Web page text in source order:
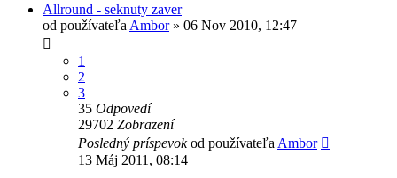
Allround - seknuty zaver
od používateľa Ambor» 06 Nov 2010, 12:47
1
2
3
35 Odpovedí
29702 Zobrazení
Posledný príspevokod používateľa Ambor
13 Máj 2011, 08:14